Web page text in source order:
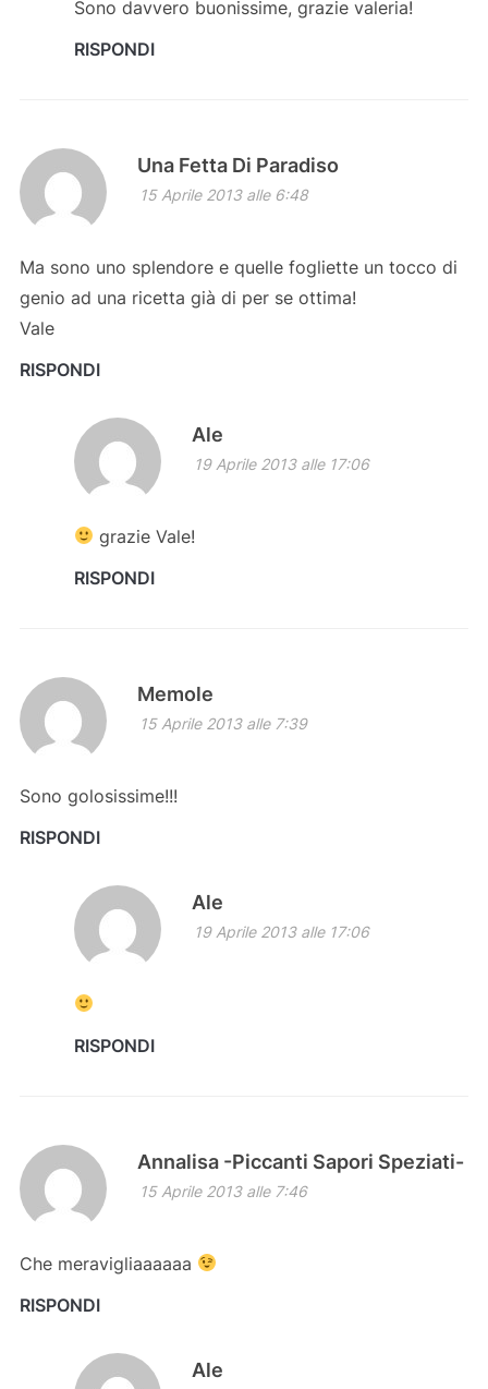
Sono davvero buonissime, grazie valeria!
RISPONDI
Una Fetta Di Paradiso
15 Aprile 2013 alle 6:48
Ma sono uno splendore e quelle fogliette un tocco di
genio ad una ricetta già di per se ottima!
Vale
RISPONDI
Ale
19 Aprile 2013 alle 17:06
grazie Vale!
RISPONDI
Memole
15 Aprile 2013 alle 7:39
Sono golosissime!!!
RISPONDI
Ale
19 Aprile 2013 alle 17:06
RISPONDI
Annalisa -Piccanti Sapori Speziati-
15 Aprile 2013 alle 7:46
Che meravigliaaaaaa
RISPONDI
Ale